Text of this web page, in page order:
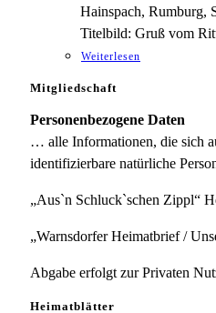
Hainspach, Rumburg,
Titelbild: Gruß vom
Weiterlesen
Mitgliedschaft
Personenbezogene Daten
… alle Informationen, die sich
identifizierbare natürliche
„Aus`n Schluck`schen Zippl“
„Warnsdorfer Heimatbrief /
Abgabe erfolgt zur Privaten
Heimatblätter